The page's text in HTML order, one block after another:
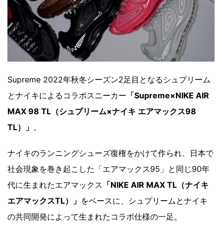
Supreme 2022年秋冬シーズン2足目となるシュプリーム
とナイキによるコラボスニーカー 「Supreme×NIKE AIR
MAX 98 TL（シュプリーム×ナイキ エアマックス98
TL）」 。
ナイキのランニングシューズ復権をかけて作られ、日本で
社会現象を巻き起こした「エアマックス95」と同じ90年
代に生まれたエアマックス 「NIKE AIR MAX TL（ナイキ
エアマックスTL）」 をベースに、シュプリームとナイキ
の共同開発によって生まれたコラボ仕様の一足。